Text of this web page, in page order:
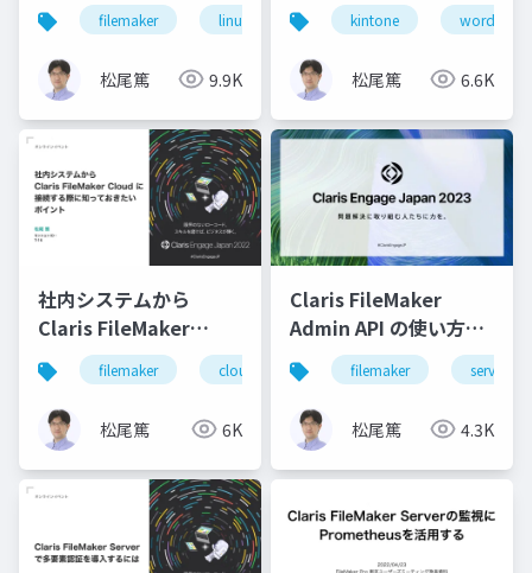
filemaker linux server
松尾篤 9.9K
kintone wordpress
松尾篤 6.6K
社内システムから
Claris FileMaker
Cloud に接続する際に
知っておきたいポイン
ト
filemaker cloud
松尾篤 6K
Claris FileMaker
Admin API の使い方と
最新情報filemaker server
松尾篤 4.3K